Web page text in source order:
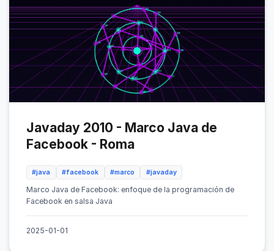
Javaday 2010 - Marco Java de
Facebook - Roma
#java #facebook #marco #javaday
Marco Java de Facebook: enfoque de la programación de
Facebook en salsa Java
2025-01-01